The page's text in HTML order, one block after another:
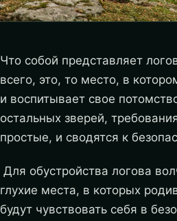
Что собой представляет
всего, это, то место, в
и воспитывает свое
остальных зверей,
простые, и сводятся к
Для обустройства логова
глухие места, в которых
будут чувствовать себя в